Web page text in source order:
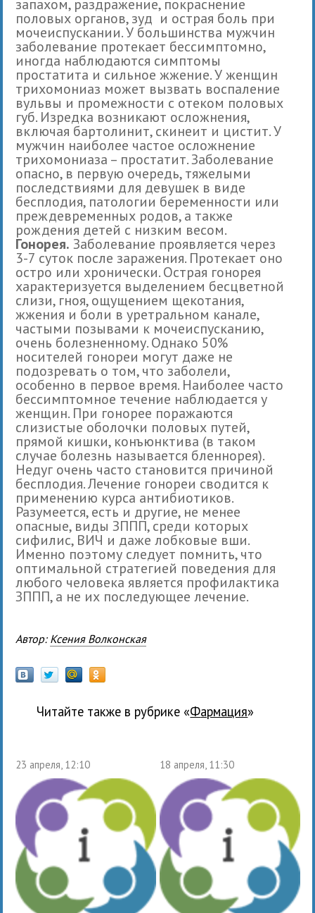
запахом, раздражение, покраснение
половых органов, зуд и острая боль при
мочеиспускании. У большинства мужчин
заболевание протекает бессимптомно,
иногда наблюдаются симптомы
простатита и сильное жжение. У женщин
трихомониаз может вызвать воспаление
вульвы и промежности с отеком половых
губ. Изредка возникают осложнения,
включая бартолинит, скинеит и цистит. У
мужчин наиболее частое осложнение
трихомониаза – простатит. Заболевание
опасно, в первую очередь, тяжелыми
последствиями для девушек в виде
бесплодия, патологии беременности или
преждевременных родов, а также
рождения детей с низким весом.
Гонорея. Заболевание проявляется через
3-7 суток после заражения. Протекает оно
остро или хронически. Острая гонорея
характеризуется выделением бесцветной
слизи, гноя, ощущением щекотания,
жжения и боли в уретральном канале,
частыми позывами к мочеиспусканию,
очень болезненному. Однако 50%
носителей гонореи могут даже не
подозревать о том, что заболели,
особенно в первое время. Наиболее часто
бессимптомное течение наблюдается у
женщин. При гонорее поражаются
слизистые оболочки половых путей,
прямой кишки, конъюнктива (в таком
случае болезнь называется бленнорея).
Недуг очень часто становится причиной
бесплодия. Лечение гонореи сводится к
применению курса антибиотиков.
Разумеется, есть и другие, не менее
опасные, виды ЗППП, среди которых
сифилис, ВИЧ и даже лобковые вши.
Именно поэтому следует помнить, что
оптимальной стратегией поведения для
любого человека является профилактика
ЗППП, а не их последующее лечение.
Автор: Ксения Волконская
Читайте также в рубрике « Фармация»
23 апреля, 12:10 18 апреля, 11:30